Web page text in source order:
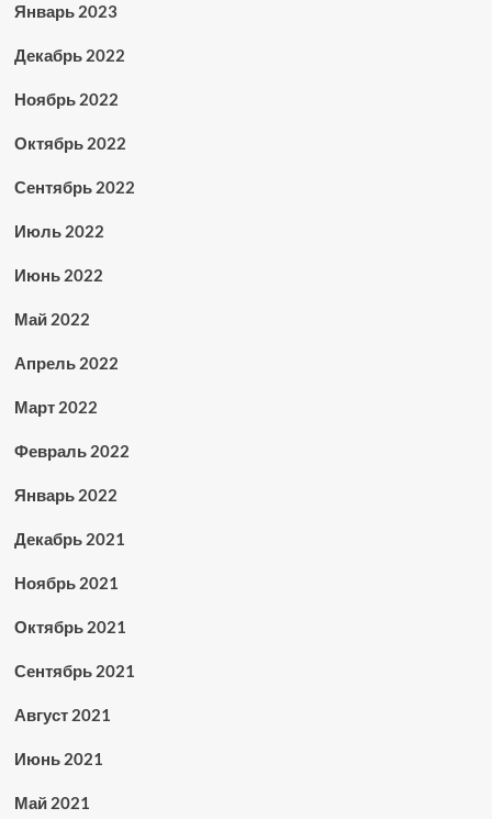
Январь 2023
Декабрь 2022
Ноябрь 2022
Октябрь 2022
Сентябрь 2022
Июль 2022
Июнь 2022
Май 2022
Апрель 2022
Март 2022
Февраль 2022
Январь 2022
Декабрь 2021
Ноябрь 2021
Октябрь 2021
Сентябрь 2021
Август 2021
Июнь 2021
Май 2021